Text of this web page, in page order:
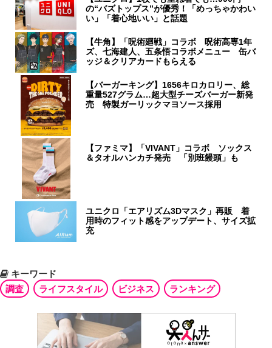
の“バズトップス”が優秀！「めっちゃかわい
い」「着心地いい」と話題
【牛角】「呪術廻戦」コラボ 呪術高専1年
ズ、七海建人、五条悟コラボメニュー 缶バ
ッジ＆クリアカードもらえる
【バーガーキング】1656キロカロリー、総
重量527グラム…超大型チーズバーガー新発
売 特製ガーリックマヨソース採用
【ファミマ】「VIVANT」コラボ ソックス
＆タオルハンカチ発売 「別班饅頭」も
ユニクロ「エアリズム3Dマスク」再販 着
用時のフィット感をアップデート、サイズ拡
充
キーワード
調査
ライフスタイル ビジネス ランキング